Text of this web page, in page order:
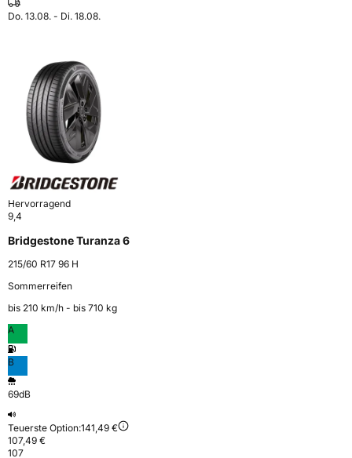
Do. 13.08. - Di. 18.08.
Hervorragend
9,4
Bridgestone Turanza 6
215/60 R17 96 H
Sommerreifen
bis 210 km⁠/⁠h - bis 710 kg
A
B
69dB
Teuerste Option:141,49 €
107,49 €
107